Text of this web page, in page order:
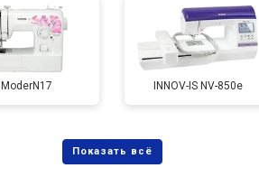
ModerN17 INNOV-IS NV-850e